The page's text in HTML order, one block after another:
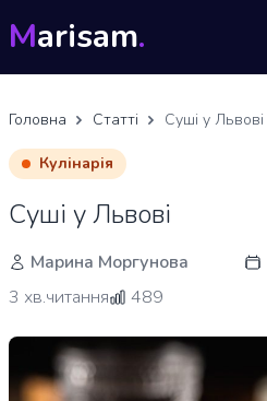
Marisam.
Головна Статті Суші у Львові
Кулінарія
Суші у Львові
Марина Моргунова
3 хв.читання
489